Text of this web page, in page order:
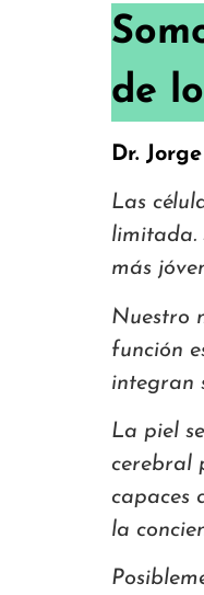
de
Dr.
Las
limitada.
más
Nuestro
función
integran
La piel
cerebral
capaces
la